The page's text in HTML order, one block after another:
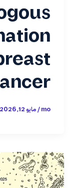
mo
/ مايو 12, 2026